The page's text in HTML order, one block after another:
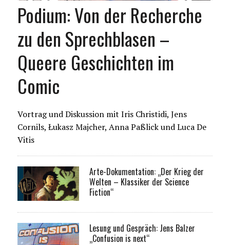
Podium: Von der Recherche
zu den Sprechblasen –
Queere Geschichten im
Comic
Vortrag und Diskussion mit Iris Christidi, Jens
Cornils, Łukasz Majcher, Anna Paßlick und Luca De
Vitis
Arte-Dokumentation: „Der Krieg der
Welten – Klassiker der Science
Fiction“
Lesung und Gespräch: Jens Balzer
„Confusion is next“